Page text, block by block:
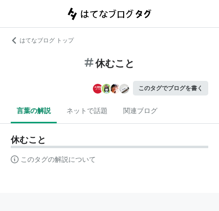
はてなブログ トップ
休むこと
このタグでブログを書く
言葉の解説 ネットで話題 関連ブログ
休むこと
このタグの解説について